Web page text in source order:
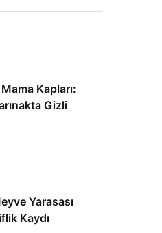
Kapları:
Gizli
Yarasası
Kaydı